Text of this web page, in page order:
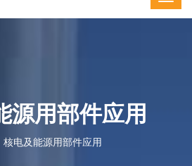
源用部件应用
核电及能源用部件应用